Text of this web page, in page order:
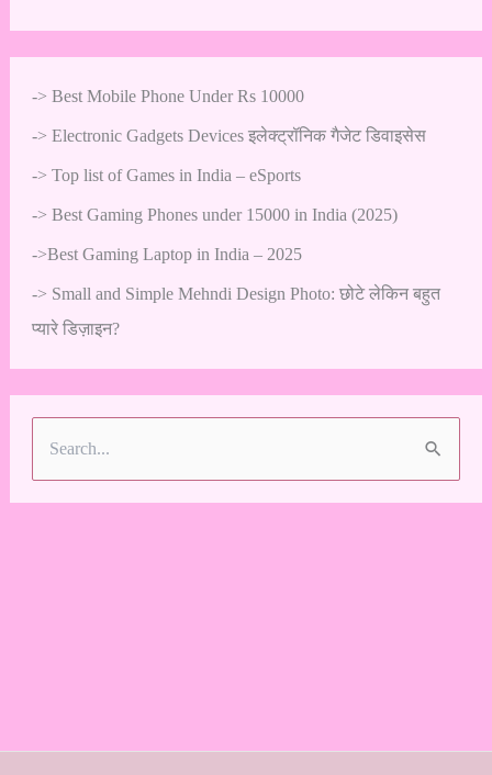
-> Best Mobile Phone Under Rs 10000
-> Electronic Gadgets Devices इलेक्ट्रॉनिक गैजेट डिवाइसेस
-> Top list of Games in India – eSports
-> Best Gaming Phones under 15000 in India (2025)
->Best Gaming Laptop in India – 2025
-> Small and Simple Mehndi Design Photo: छोटे लेकिन बहुत
प्यारे डिज़ाइन?